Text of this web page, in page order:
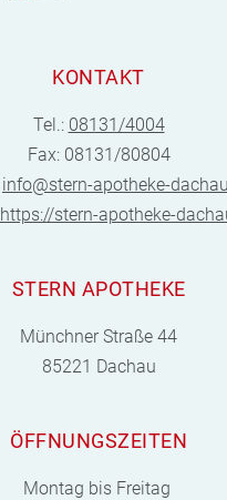
KONTAKT
Tel.: 08131/4004
Fax: 08131/80804
info@stern-apotheke-
https://stern-apotheke-
STERN APOTHEKE
Münchner Straße 44
85221 Dachau
ÖFFNUNGSZEITEN
Montag bis Freitag